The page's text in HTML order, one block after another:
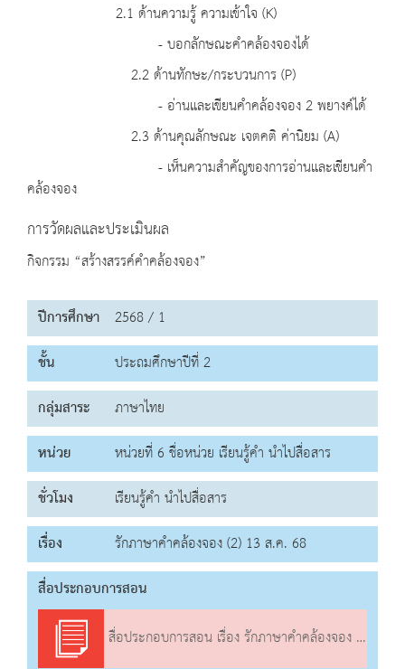
2.1 ด้านความรู้ ความเข้าใจ (K)
- บอกลักษณะคำคล้องจองได้
2.2 ด้านทักษะ/กระบวนการ (P)
- อ่านและเขียนคำคล้องจอง 2 พยางค์ได้
2.3 ด้านคุณลักษณะ เจตคติ ค่านิยม (A)
- เห็นความสำคัญของการอ่านและเขียนคำ
คล้องจอง
การวัดผลและประเมินผล
กิจกรรม “สร้างสรรค์คำคล้องจอง”
ปีการศึกษา 2568 / 1
ชั้น
ประถมศึกษาปีที่ 2
กลุ่มสาระ
ภาษาไทย
หน่วย
หน่วยที่ 6 ชื่อหน่วย เรียนรู้คำ นำไปสื่อสาร
ชั่วโมง
เรียนรู้คำ นำไปสื่อสาร
เรื่อง
รักภาษาคำคล้องจอง (2) 13 ส.ค. 68
สื่อประกอบการสอน
สื่อประกอบการสอน เรื่อง รักภาษาคำคล้องจอง (2)